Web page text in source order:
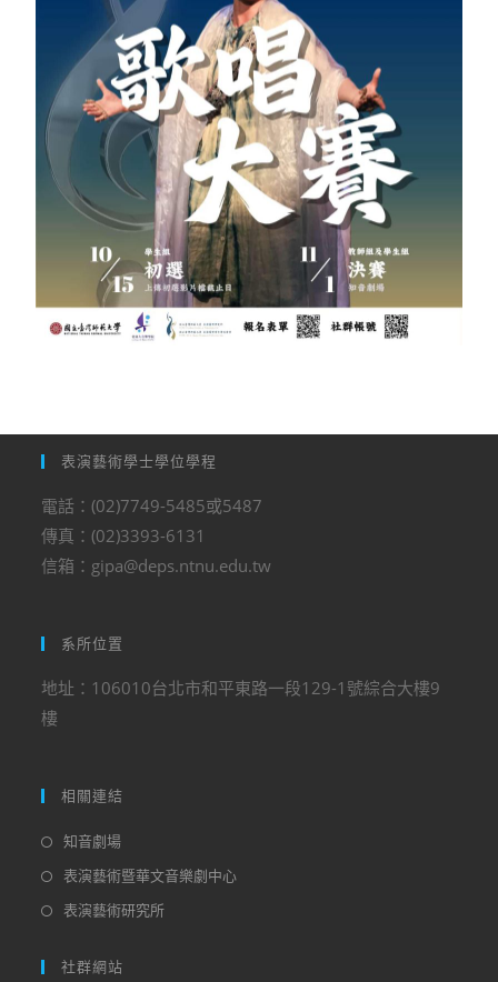
表演藝術學士學位學程
電話：(02)7749-5485或5487
傳真：(02)3393-6131
信箱：gipa@deps.ntnu.edu.tw
系所位置
地址：106010台北市和平東路一段129-1號綜合大樓9
樓
相關連結
知音劇場
表演藝術暨華文音樂劇中心
表演藝術研究所
社群網站